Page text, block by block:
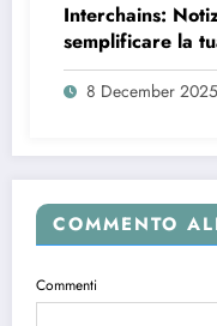
Interchains:
semplificare la
8 December 2025
COMMENTO
Commenti